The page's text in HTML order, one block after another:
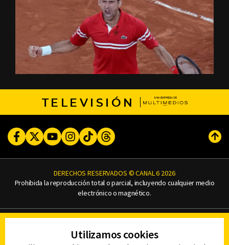
TELEVISIÓN
FacebookTwitterYoutubeInstagram
TikTokThreads
DERECHOS RESERVADOS © CANAL 6 2026
Prohibida la reproducción total o parcial, incluyendo cualquier medio
electrónico o magnético.
AVISO DE PRIVACIDAD
Utilizamos cookies